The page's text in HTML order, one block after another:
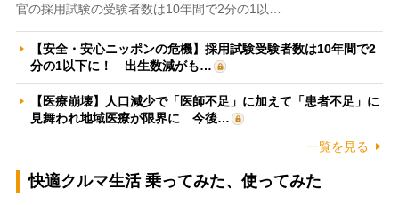
官の採用試験の受験者数は10年間で2分の1以…
【安全・安心ニッポンの危機】採用試験受験者数は10年間で2
分の1以下に！ 出生数減がも…
【医療崩壊】人口減少で「医師不足」に加えて「患者不足」に
見舞われ地域医療が限界に 今後…
一覧を見る
快適クルマ生活 乗ってみた、使ってみた